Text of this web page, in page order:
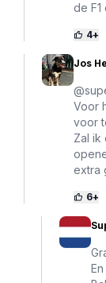
de F1
4+
Jos
Voor
voor
Zal ik
extra
6+